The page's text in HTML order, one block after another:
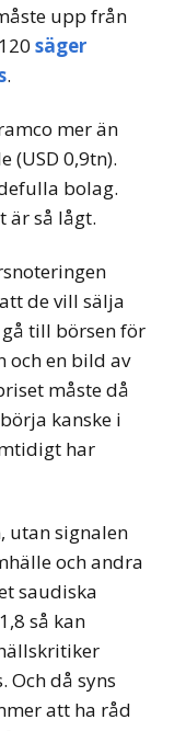
upp från
säger
.
mer än
(USD 0,9tn).
bolag.
är så lågt.
de vill sälja
till börsen för
och en bild av
måste då
kanske i
har
utan signalen
och andra
saudiska
så kan
då syns
att ha råd